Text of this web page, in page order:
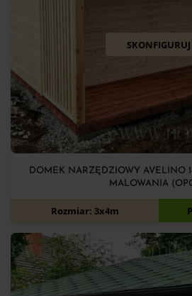
SKONFIGURUJ
DOMEK NARZĘDZIOWY AVELINO
MALOWANIA
7 900zł
Rozmiar: 3x4m